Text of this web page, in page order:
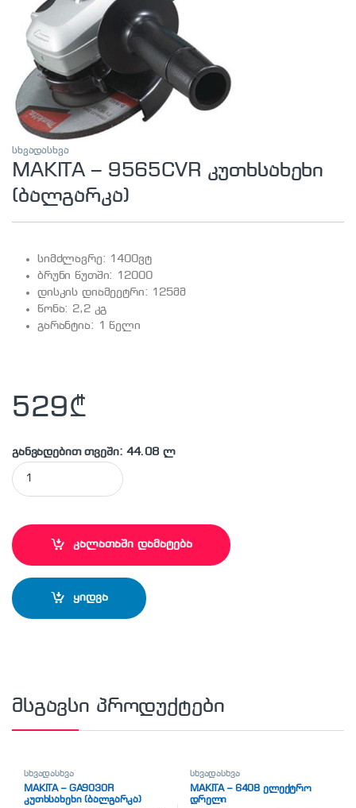
სხვადასხვა
MAKITA – 9565CVR კუთხსახეხი
(ბალგარკა)
სიმძლავრე: 1400ვტ
ბრუნი წუთში: 12000
დისკის დიამეეტრი: 125მმ
წონა: 2,2 კგ
გარანტია: 1 წელი
529₾
განვადებით თვეში: 44.08 ლ
MAKITA - 9565CVR კუთხსახეხი (ბალგარკა) quantity
კალათაში დამატება
ყიდვა
მსგავსი პროდუქტები
სხვადასხვა
MAKITA – GA9030R
კუთხსახეხი (ბალგარკა)
სხვადასხვა
MAKITA – 6408 ელექტრო
დრელი